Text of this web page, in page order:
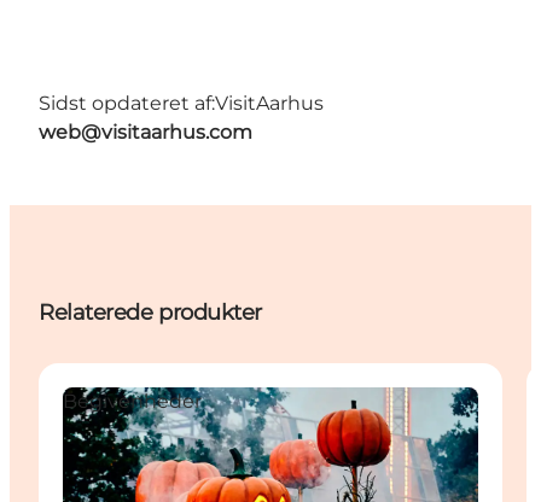
Sidst opdateret af:VisitAarhus
web@visitaarhus.com
Relaterede produkter
Begivenheder